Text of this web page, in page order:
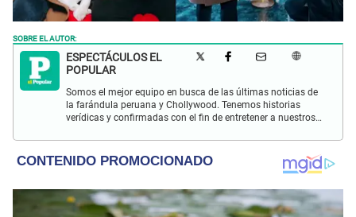
SOBRE EL AUTOR:
ESPECTÁCULOS EL
POPULAR
Somos el mejor equipo en busca de las últimas noticias de
la farándula peruana y Chollywood. Tenemos historias
verídicas y confirmadas con el fin de entretener a nuestros